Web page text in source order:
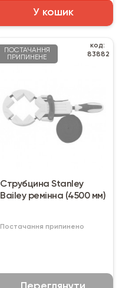
У кошик
ПОСТАЧАННЯ
ПРИПИНЕНЕ
код:
83882
Струбцина Stanley
Bailey ремінна (4500 мм)
Постачання припинено